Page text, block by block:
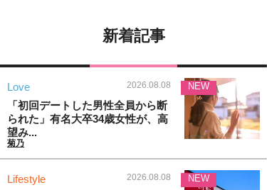
新着記事
Love 2026.08.08
「初回デートした男性全員から断
られた」有名大卒34歳女性が、高
望み...
菊乃
NEW
Lifestyle 2026.08.08 NEW